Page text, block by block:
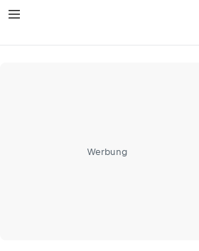
Werbung